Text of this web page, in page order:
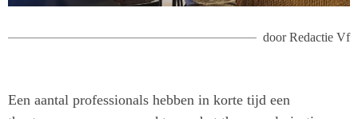
doorRedactie Vf
Een aantal professionals hebben in korte tijd een